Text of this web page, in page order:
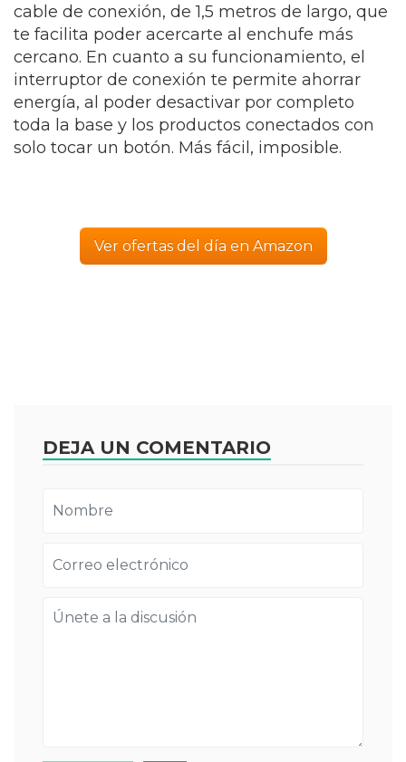
cable de conexión, de 1,5 metros de largo, que
te facilita poder acercarte al enchufe más
cercano. En cuanto a su funcionamiento, el
interruptor de conexión te permite ahorrar
energía, al poder desactivar por completo
toda la base y los productos conectados con
solo tocar un botón. Más fácil, imposible.
Ver ofertas del día en Amazon
DEJA UN COMENTARIO